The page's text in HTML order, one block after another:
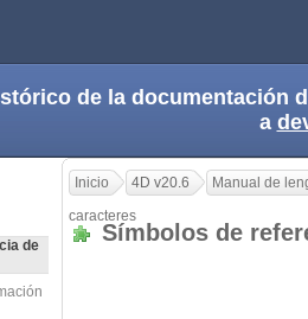
de la documentación
a
de
Inicio 4D v20.6
Manual de
caracteres
Símbolos de